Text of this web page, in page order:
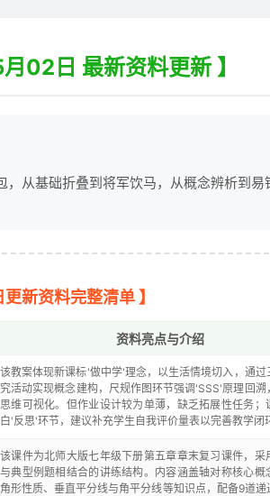
02日 最新资料更新 】
从基础折叠到将军饮马，从概念辨析到
更新资料完整清单 】
资料亮点与介绍
该教案体现新课标'做中学'理念，以生活情境切入，通过
究活动实现概念建构，尺规作图环节强调'SSS'原理回溯
思维可视化。但作业设计较为单薄，缺乏拓展性任务；
白'反思'环节，建议补充学生自我评价量表以完善教学闭
该课件为北师大版七年级下册第五章章末复习课件，采
与典型例题相结合的讲练结构。内容涵盖轴对称核心概
角形性质、垂直平分线与角平分线等知识点，配备9道递